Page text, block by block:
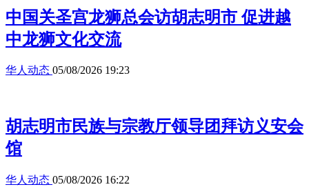
中国关圣宫龙狮总会访胡志明市 促进越
中龙狮文化交流
华人动态 05/08/2026 19:23
胡志明市民族与宗教厅领导团拜访义安会
馆
华人动态 05/08/2026 16:22